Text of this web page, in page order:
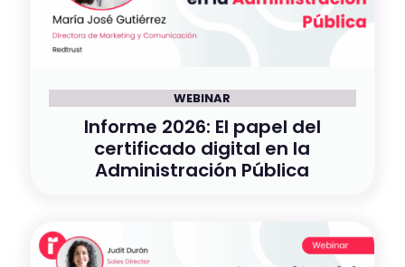
WEBINAR
Informe 2026: El papel del
certificado digital en la
Administración Pública